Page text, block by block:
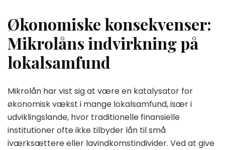
Økonomiske konsekvenser:
Mikrolåns indvirkning på
lokalsamfund
Mikrolån har vist sig at være en katalysator for
økonomisk vækst i mange lokalsamfund, især i
udviklingslande, hvor traditionelle finansielle
institutioner ofte ikke tilbyder lån til små
iværksættere eller lavindkomstindivider. Ved at give